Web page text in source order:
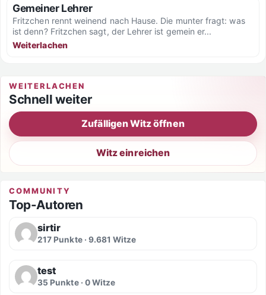
Gemeiner Lehrer
Fritzchen rennt weinend nach Hause. Die munter fragt: was
ist denn? Fritzchen sagt, der Lehrer ist gemein er...
Weiterlachen
WEITERLACHEN
Schnell weiter
Zufälligen Witz öffnen
Witz einreichen
COMMUNITY
Top-Autoren
sirtir
217 Punkte · 9.681 Witze
test
35 Punkte · 0 Witze